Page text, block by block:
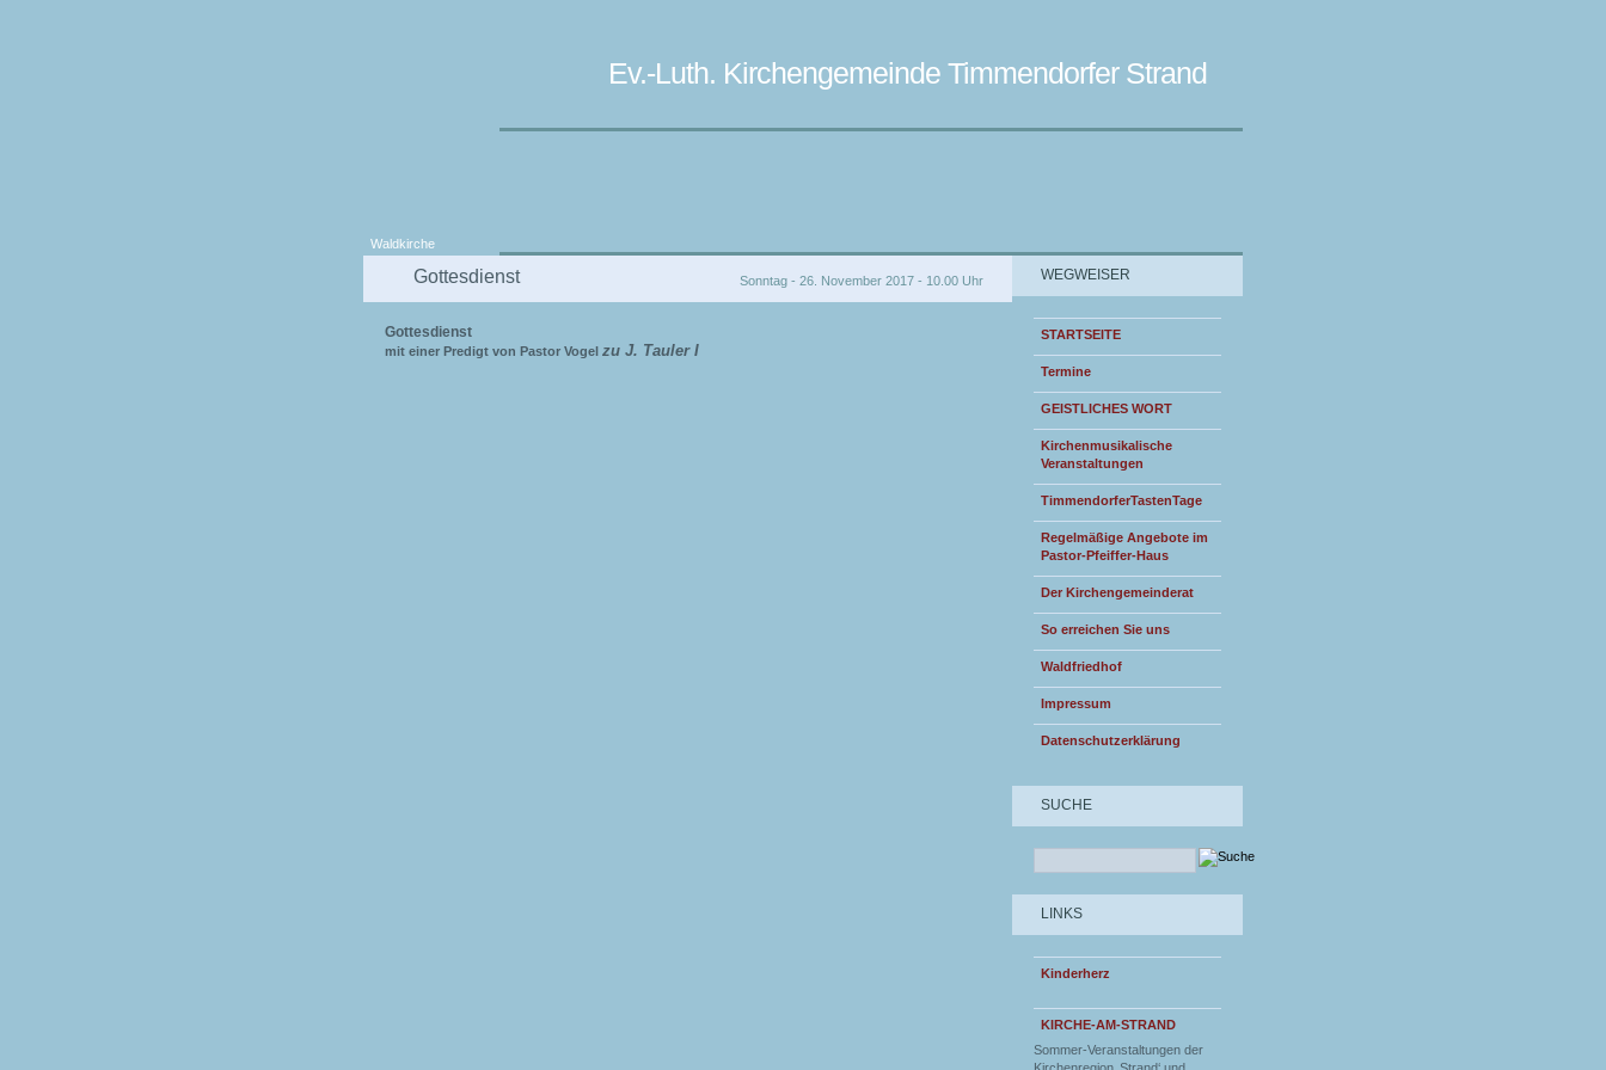
Ev.-Luth. Kirchengemeinde Timmendorfer Strand
Waldkirche
Sonntag - 26. November 2017 - 10.00 Uhr
Gottesdienst
Gottesdienst
mit einer Predigt von Pastor Vogel zu J. Tauler I
WEGWEISER
STARTSEITE
Termine
GEISTLICHES WORT
Kirchenmusikalische
Veranstaltungen
TimmendorferTastenTage
Regelmäßige Angebote im
Pastor-Pfeiffer-Haus
Der Kirchengemeinderat
So erreichen Sie uns
Waldfriedhof
Impressum
Datenschutzerklärung
SUCHE
LINKS
Kinderherz
KIRCHE-AM-STRAND
Sommer-Veranstaltungen der